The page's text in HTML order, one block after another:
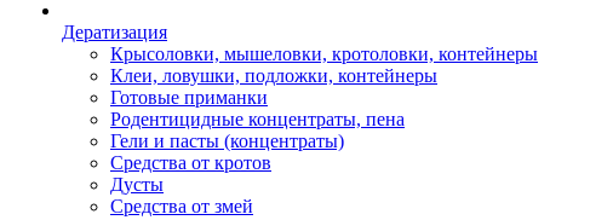
Дератизация
Крысоловки, мышеловки, кротоловки, контейнеры
Клеи, ловушки, подложки, контейнеры
Готовые приманки
Родентицидные концентраты, пена
Гели и пасты (концентраты)
Средства от кротов
Дусты
Средства от змей